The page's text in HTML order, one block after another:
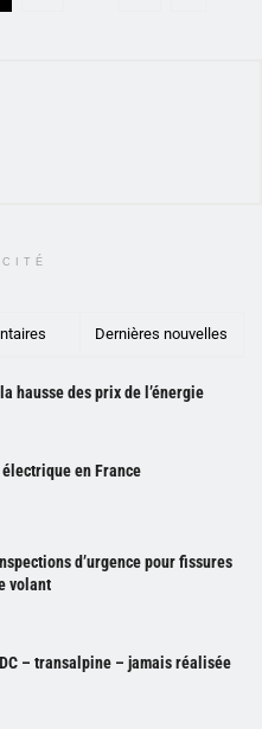
Dernières nouvelles
hausse des prix de l’énergie
en France
d’urgence pour fissures
volant
– transalpine – jamais réalisée